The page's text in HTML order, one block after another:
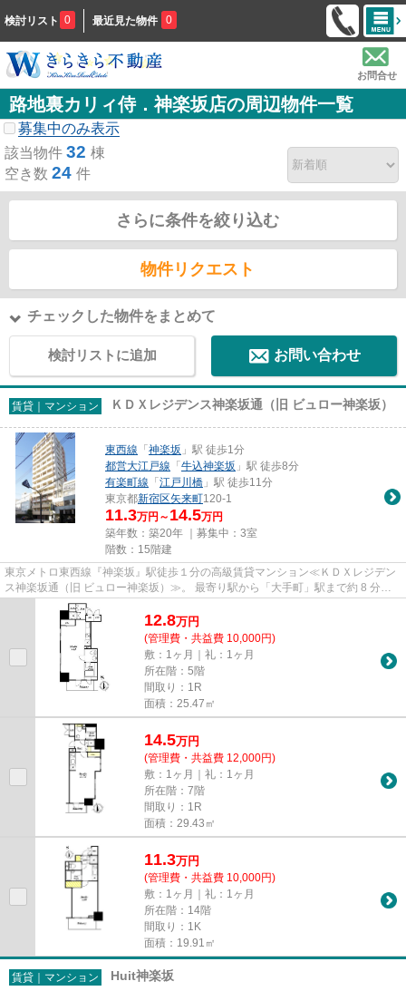
検討リスト 0 最近見た物件 0
お問合せ
路地裏カリィ侍．神楽坂店の周辺物件一覧
募集中のみ表示
該当物件 32 棟
空き数 24 件
さらに条件を絞り込む
物件リクエスト
チェックした物件をまとめて
検討リストに追加 お問い合わせ
賃貸｜マンション ＫＤＸレジデンス神楽坂通（旧 ビュロー神楽坂）
東西線 「 神楽坂 」駅 徒歩1分
都営大江戸線 「 牛込神楽坂 」駅 徒歩8分
有楽町線 「 江戸川橋 」駅 徒歩11分
東京都新宿区矢来町120-1
11.3万円～ 14.5万円
築年数：築20年 ｜募集中： 3室
階数：15階建
東京メトロ東西線『神楽坂』駅徒歩１分の高級賃貸マンション≪ＫＤＸレジデン
ス神楽坂通（旧 ビュロー神楽坂）≫。 最寄り駅から「大手町」駅まで約 8 分と
都心への交通利便性も高いです...
12.8万円
(管理費・共益費 10,000円)
敷：1ヶ月｜礼：1ヶ月
所在階：5階
間取り：1R
面積：25.47㎡
14.5万円
(管理費・共益費 12,000円)
敷：1ヶ月｜礼：1ヶ月
所在階：7階
間取り：1R
面積：29.43㎡
11.3万円
(管理費・共益費 10,000円)
敷：1ヶ月｜礼：1ヶ月
所在階：14階
間取り：1K
面積：19.91㎡
賃貸｜マンション Huit神楽坂